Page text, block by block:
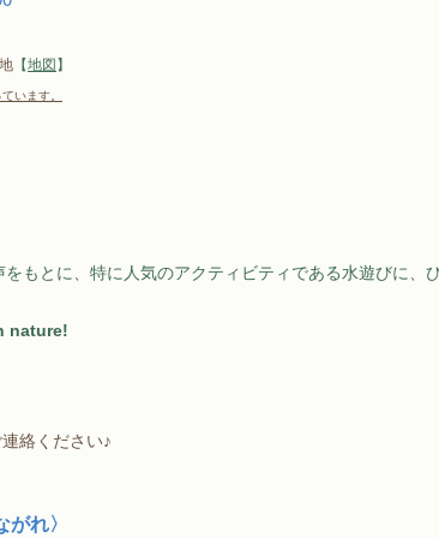
【地図】
います。
もとに、特に人気のアクティビティである水遊びに、
nature!
絡ください♪
がれ〉